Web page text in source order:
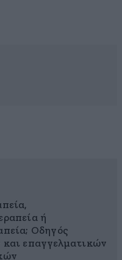
ή
Οδηγός
επαγγελματικών